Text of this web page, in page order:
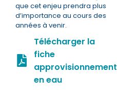
que cet enjeu prendra plus
d’importance au cours des
années à venir.
Télécharger la
fiche
approvisionnement
en eau